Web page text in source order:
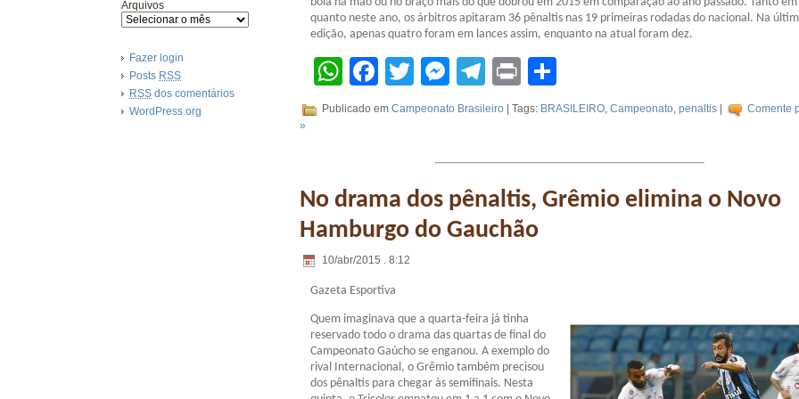
Arquivos
Fazer login
Posts RSS
RSS dos comentários
WordPress.org
quanto neste ano, os árbitros apitaram 36 pênaltis nas 19 primeiras rodadas do nacional. Na
edição, apenas quatro foram em lances assim, enquanto na atual foram dez.
WhatsApp
Facebook
TwitterMessenger
Telegram
Print
Publicado em Campeonato Brasileiro | Tags: BRASILEIRO, Campeonato, penaltis
Comente
»
No drama dos pênaltis, Grêmio elimina o Novo
Hamburgo do Gauchão
10/abr/2015 . 8:12
Gazeta Esportiva
Quem imaginava que a quarta-feira já tinha
reservado todo o drama das quartas de final do
Campeonato Gaúcho se enganou. A exemplo do
rival Internacional, o Grêmio também precisou
dos pênaltis para chegar às semifinais. Nesta